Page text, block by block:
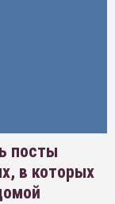
посты
в которых